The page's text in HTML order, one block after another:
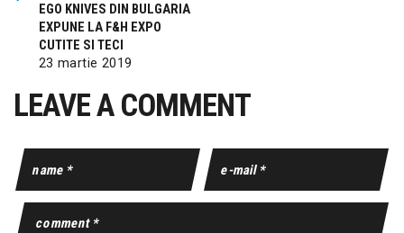
EGO KNIVES DIN BULGARIA
EXPUNE LA F&H EXPO
CUTITE SI TECI
23 martie 2019
LEAVE A COMMENT